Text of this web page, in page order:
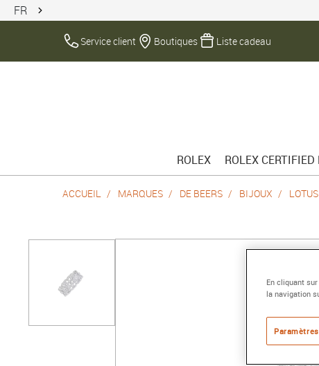
FR
Service client Boutiques Liste cadeau
ROLEX ROLEX
ACCUEIL MARQUES DE BEERS BIJOUX LOTUS
En cliquant
la navigation